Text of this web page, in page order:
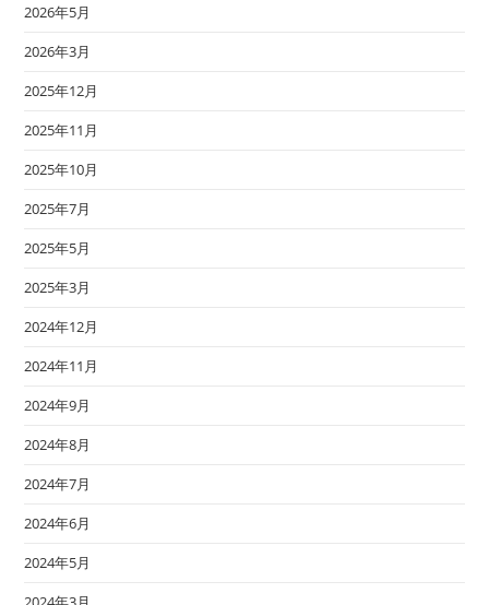
2026年5月
2026年3月
2025年12月
2025年11月
2025年10月
2025年7月
2025年5月
2025年3月
2024年12月
2024年11月
2024年9月
2024年8月
2024年7月
2024年6月
2024年5月